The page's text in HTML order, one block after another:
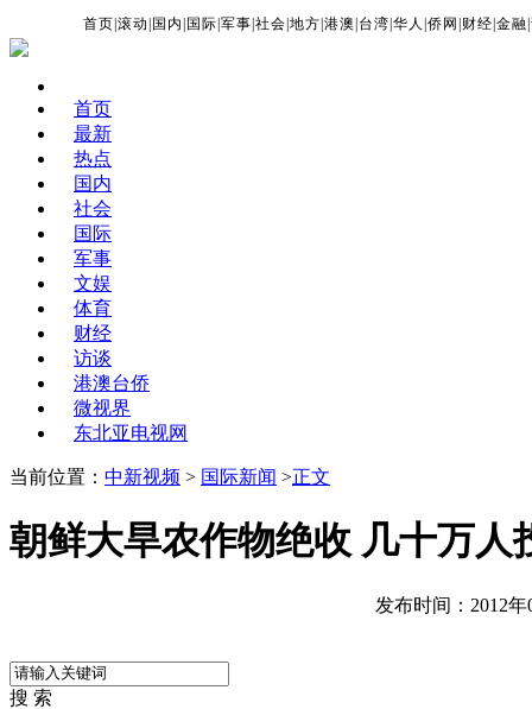
首页 |滚动 国内 国际 |军事 |社会 |地方 |港澳 台湾 |华人 |侨网 财经 |金融 |
首页
最新
热点
国内
社会
国际
军事
文娱
体育
财经
访谈
港澳台侨
微视界
东北亚电视网
当前位置： 中新视频 > 国际新闻 >正文
朝鲜大旱农作物绝收 几十万人
发布时间：2012年
搜 索